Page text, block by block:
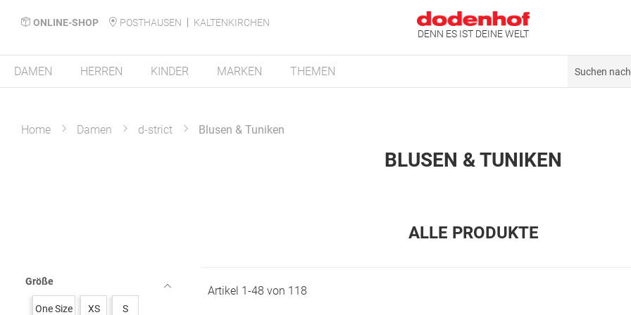
ONLINE-SHOP POSTHAUSEN
KALTENKIRCHEN
DENN ES IST DEINE WELT
DAMEN HERREN KINDER MARKEN THEMEN
Home Damen d-strict Blusen & Tuniken
BLUSEN & TUNIKEN
ALLE PRODUKTE
Größe
One Size XS S
Artikel 1-48 von 118